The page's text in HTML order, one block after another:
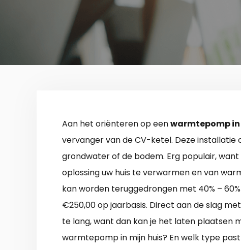
Aan het oriënteren op eenwarmtepomp in
vervanger van de CV-ketel. Deze
grondwater of de bodem. Erg populair,
oplossing uw huis te verwarmen en van
kan worden teruggedrongen met 40% –
€250,00 op jaarbasis. Direct aan de slag
te lang, want dan kan je het laten plaatsen
warmtepomp in mijn huis? En welk type